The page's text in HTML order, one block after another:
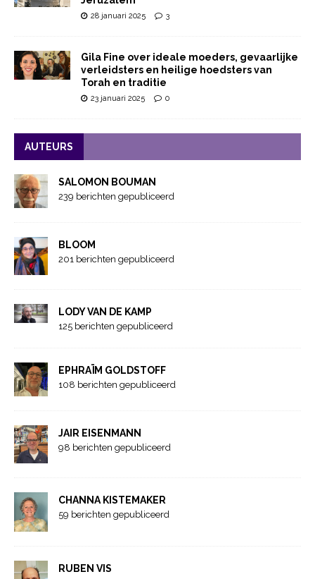
28 januari 2025 3
Gila Fine over ideale moeders, gevaarlijke
verleidsters en heilige hoedsters van
Torah en traditie
23 januari 2025 0
AUTEURS
SALOMON BOUMAN
239 berichten gepubliceerd
BLOOM
201 berichten gepubliceerd
LODY VAN DE KAMP
125 berichten gepubliceerd
EPHRAÏM GOLDSTOFF
108 berichten gepubliceerd
JAIR EISENMANN
98 berichten gepubliceerd
CHANNA KISTEMAKER
59 berichten gepubliceerd
RUBEN VIS